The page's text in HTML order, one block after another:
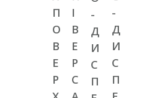
П
О
В
Е
Р
І
В
Е
Р
С
-
Д
И
С
П
-
Д
И
С
П